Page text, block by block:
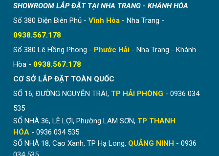
SHOWROOM LẮP ĐẶT TẠI NHA TRANG - KHÁNH HÒA
Số 380 Điện Biên Phủ - Vĩnh Hòa - Nha Trang -
0938.567.178
Số 380 Lê Hồng Phong - Phước Hải - Nha Trang - Khánh
Hòa - 0938.567.178
CƠ SỞ LẮP ĐẶT TOÀN QUỐC
SỐ 16, ĐƯỜNG NGUYỄN TRÃI, TP HẢI PHÒNG - 0936 034
535
SỐ NHÀ 36, LÊ LỢI, Phường LAM SƠN, TP THANH
HÓA - 0936 034 535
SỐ NHÀ 18, Cao Xanh, TP Hạ Long, QUẢNG NINH - 0936